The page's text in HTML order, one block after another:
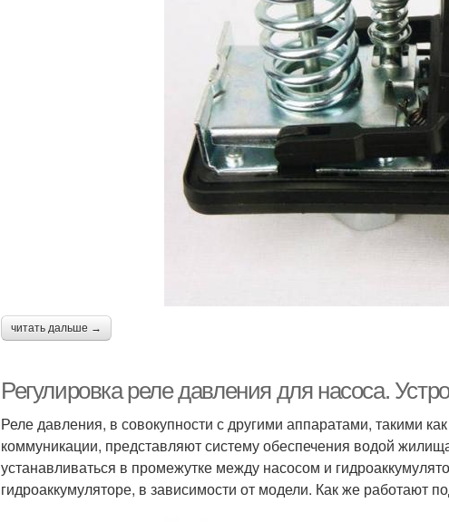
читать дальше →
Регулировка реле давления для насоса.
Реле давления, в совокупности с другими аппаратами, такими
коммуникации, представляют систему обеспечения водой
устанавливаться в промежутке между насосом и
гидроаккумуляторе, в зависимости от модели. Как же работают